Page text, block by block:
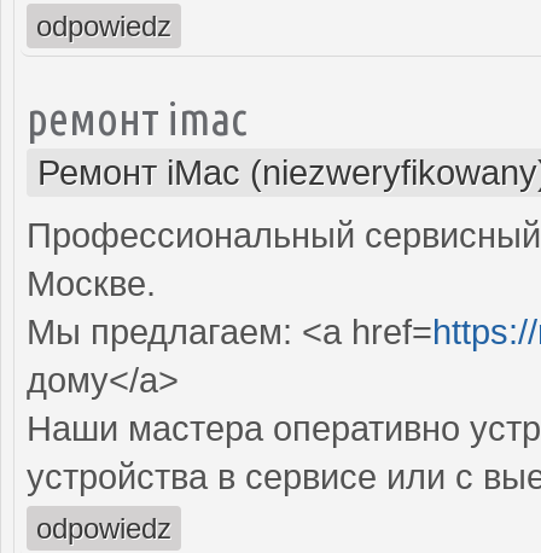
odpowiedz
ремонт imac
Ремонт iMac
Профессиональный
Москве.
Мы предлагаем: <a href=
дому</a>
Наши мастера оперативно
устройства в сервисе или с
odpowiedz